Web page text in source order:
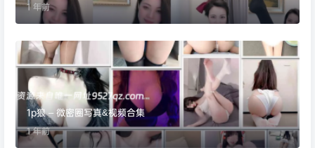
1 年前
1p狼 – 微密圈写真&视频合集
1 年前